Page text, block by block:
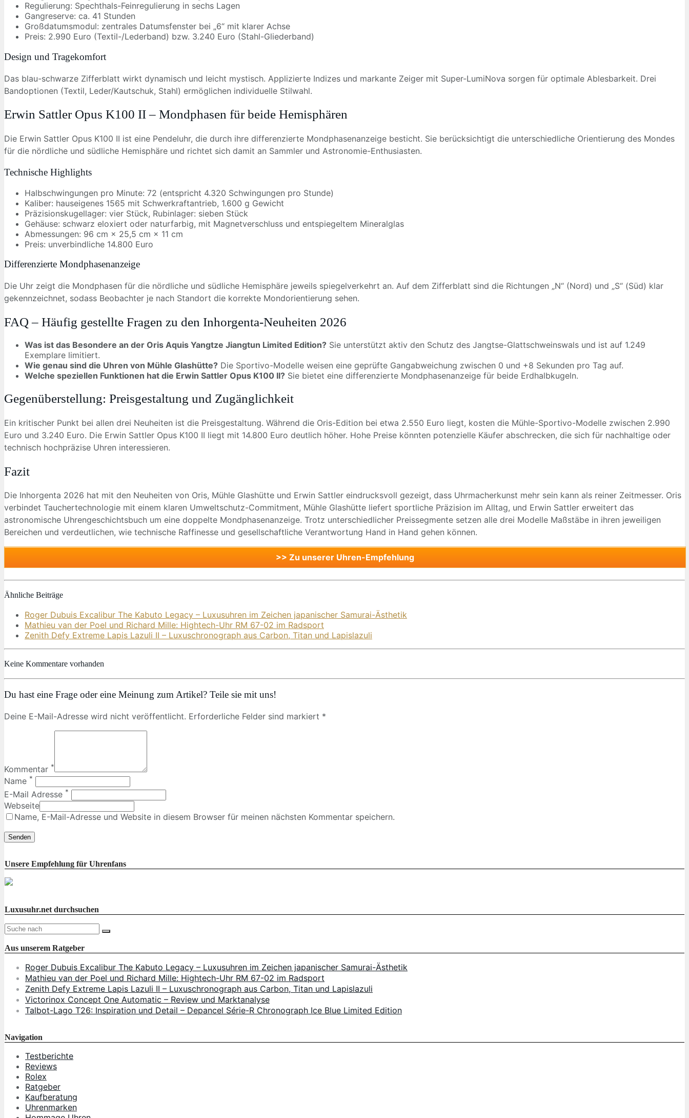
Regulierung: Spechthals-Feinregulierung in sechs Lagen
Gangreserve: ca. 41 Stunden
Großdatumsmodul: zentrales Datumsfenster bei „6“ mit klarer Achse
Preis: 2.990 Euro (Textil-/Lederband) bzw. 3.240 Euro (Stahl-Gliederband)
Design und Tragekomfort
Das blau-schwarze Zifferblatt wirkt dynamisch und leicht mystisch. Applizierte Indizes und markante Zeiger mit Super-LumiNova sorgen für optimale Ablesbarkeit. Drei
Bandoptionen (Textil, Leder/Kautschuk, Stahl) ermöglichen individuelle Stilwahl.
Erwin Sattler Opus K100 II – Mondphasen für beide Hemisphären
Die Erwin Sattler Opus K100 II ist eine Pendeluhr, die durch ihre differenzierte Mondphasenanzeige besticht. Sie berücksichtigt die unterschiedliche Orientierung des Mondes
für die nördliche und südliche Hemisphäre und richtet sich damit an Sammler und Astronomie-Enthusiasten.
Technische Highlights
Halbschwingungen pro Minute: 72 (entspricht 4.320 Schwingungen pro Stunde)
Kaliber: hauseigenes 1565 mit Schwerkraftantrieb, 1.600 g Gewicht
Präzisionskugellager: vier Stück, Rubinlager: sieben Stück
Gehäuse: schwarz eloxiert oder naturfarbig, mit Magnetverschluss und entspiegeltem Mineralglas
Abmessungen: 96 cm × 25,5 cm × 11 cm
Preis: unverbindliche 14.800 Euro
Differenzierte Mondphasenanzeige
Die Uhr zeigt die Mondphasen für die nördliche und südliche Hemisphäre jeweils spiegelverkehrt an. Auf dem Zifferblatt sind die Richtungen „N“ (Nord) und „S“ (Süd) klar
gekennzeichnet, sodass Beobachter je nach Standort die korrekte Mondorientierung sehen.
FAQ – Häufig gestellte Fragen zu den Inhorgenta-Neuheiten 2026
Was ist das Besondere an der Oris Aquis Yangtze Jiangtun Limited Edition? Sie unterstützt aktiv den Schutz des Jangtse-Glattschweinswals und ist auf 1.249
Exemplare limitiert.
Wie genau sind die Uhren von Mühle Glashütte? Die Sportivo-Modelle weisen eine geprüfte Gangabweichung zwischen 0 und +8 Sekunden pro Tag auf.
Welche speziellen Funktionen hat die Erwin Sattler Opus K100 II? Sie bietet eine differenzierte Mondphasenanzeige für beide Erdhalbkugeln.
Gegenüberstellung: Preisgestaltung und Zugänglichkeit
Ein kritischer Punkt bei allen drei Neuheiten ist die Preisgestaltung. Während die Oris-Edition bei etwa 2.550 Euro liegt, kosten die Mühle-Sportivo-Modelle zwischen 2.990
Euro und 3.240 Euro. Die Erwin Sattler Opus K100 II liegt mit 14.800 Euro deutlich höher. Hohe Preise könnten potenzielle Käufer abschrecken, die sich für nachhaltige oder
technisch hochpräzise Uhren interessieren.
Fazit
Die Inhorgenta 2026 hat mit den Neuheiten von Oris, Mühle Glashütte und Erwin Sattler eindrucksvoll gezeigt, dass Uhrmacherkunst mehr sein kann als reiner Zeitmesser. Oris
verbindet Tauchertechnologie mit einem klaren Umweltschutz-Commitment, Mühle Glashütte liefert sportliche Präzision im Alltag, und Erwin Sattler erweitert das
astronomische Uhrengeschichtsbuch um eine doppelte Mondphasenanzeige. Trotz unterschiedlicher Preissegmente setzen alle drei Modelle Maßstäbe in ihren jeweiligen
Bereichen und verdeutlichen, wie technische Raffinesse und gesellschaftliche Verantwortung Hand in Hand gehen können.
>> Zu unserer Uhren-Empfehlung
Ähnliche Beiträge
Roger Dubuis Excalibur The Kabuto Legacy – Luxusuhren im Zeichen japanischer Samurai-Ästhetik
Mathieu van der Poel und Richard Mille: Hightech-Uhr RM 67-02 im Radsport
Zenith Defy Extreme Lapis Lazuli II – Luxuschronograph aus Carbon, Titan und Lapislazuli
Keine Kommentare vorhanden
Du hast eine Frage oder eine Meinung zum Artikel? Teile sie mit uns!
Deine E-Mail-Adresse wird nicht veröffentlicht. Erforderliche Felder sind markiert *
Kommentar *
Name *
E-Mail Adresse *
Webseite
Name, E-Mail-Adresse und Website in diesem Browser für meinen nächsten Kommentar speichern.
Unsere Empfehlung für Uhrenfans
Luxusuhr.net durchsuchen
Aus unserem Ratgeber
Roger Dubuis Excalibur The Kabuto Legacy – Luxusuhren im Zeichen japanischer Samurai-Ästhetik
Mathieu van der Poel und Richard Mille: Hightech-Uhr RM 67-02 im Radsport
Zenith Defy Extreme Lapis Lazuli II – Luxuschronograph aus Carbon, Titan und Lapislazuli
Victorinox Concept One Automatic – Review und Marktanalyse
Talbot-Lago T26: Inspiration und Detail – Depancel Série-R Chronograph Ice Blue Limited Edition
Navigation
Testberichte
Reviews
Rolex
Ratgeber
Kaufberatung
Uhrenmarken